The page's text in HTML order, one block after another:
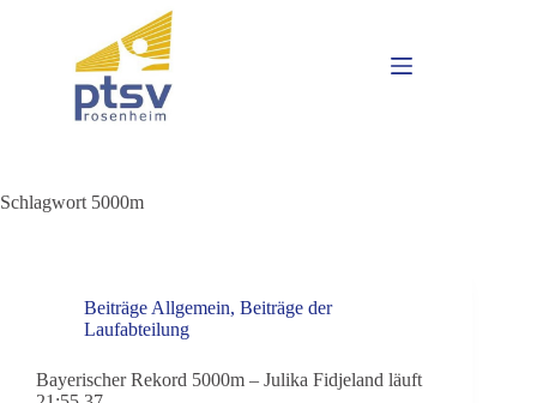
Schlagwort 5000m
Beiträge Allgemein, Beiträge der
Laufabteilung
Bayerischer Rekord 5000m – Julika Fidjeland läuft